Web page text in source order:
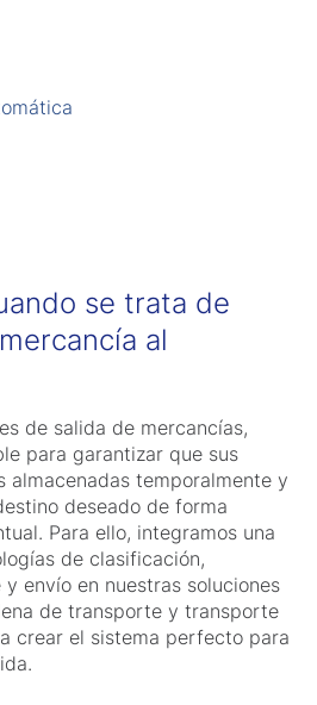
se trata de
al
de salida de mercancías,
para garantizar que sus
almacenadas temporalmente y
deseado de forma
Para ello, integramos una
de clasificación,
envío en nuestras soluciones
de transporte y transporte
crear el sistema perfecto para